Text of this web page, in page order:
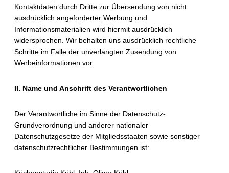
Kontaktdaten durch Dritte zur Übersendung von nicht
ausdrücklich angeforderter Werbung und
Informationsmaterialien wird hiermit ausdrücklich
widersprochen. Wir behalten uns ausdrücklich rechtliche
Schritte im Falle der unverlangten Zusendung von
Werbeinformationen vor.
II. Name und Anschrift des Verantwortlichen
Der Verantwortliche im Sinne der Datenschutz-
Grundverordnung und anderer nationaler
Datenschutzgesetze der Mitgliedsstaaten sowie sonstiger
datenschutzrechtlicher Bestimmungen ist: